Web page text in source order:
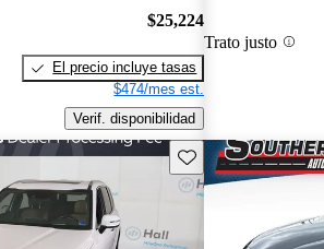
$25,224
El precio incluye tasas
$474/mes est.
Verif. disponibilidad
Trato justo
Guarda este Aviso